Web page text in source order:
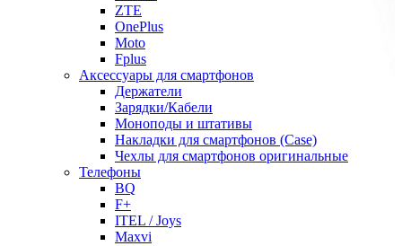
ZTE
OnePlus
Moto
Fplus
Аксессуары для смартфонов
Держатели
Зарядки/Кабели
Моноподы и штативы
Накладки для смартфонов (Case)
Чехлы для смартфонов оригинальные
Телефоны
BQ
F+
ITEL / Joys
Maxvi